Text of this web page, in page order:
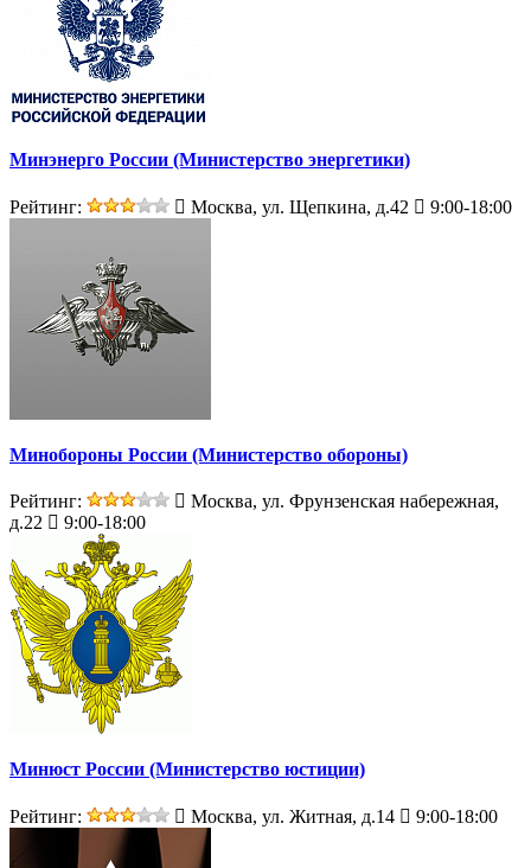
Минэнерго России (Министерство энергетики)
Рейтинг: Москва, ул. Щепкина, д.42 9:00-18:00
Минобороны России (Министерство обороны)
Рейтинг:
Москва, ул. Фрунзенская набережная,
д.22
9:00-18:00
Минюст России (Министерство юстиции)
Рейтинг: Москва, ул. Житная, д.14 9:00-18:00